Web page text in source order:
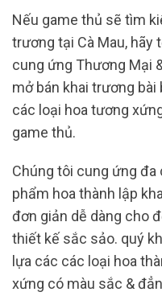
Nếu game thủ sẽ tìm
trương tại Cà Mau, hãy
cung ứng Thương Mại
mở bán khai trương
các loại hoa tương
game thủ.
Chúng tôi cung ứng
phẩm hoa thành lập
đơn giản dễ dàng cho
thiết kế sắc sảo. quý
lựa các các loại hoa
xứng có màu sắc &